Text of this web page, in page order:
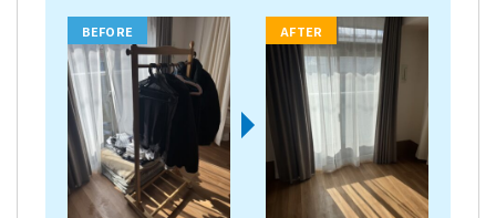
BEFORE AFTER